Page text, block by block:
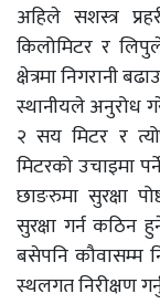
अहिले सशस्त्र
किलोमिटर र
क्षेत्रमा निगरानी
स्थानीयले अनुरोध
२ सय मिटर र
मिटरको उचाइमा
छाङरुमा सुरक्षा
सुरक्षा गर्न कठिन
बसेपनि कौवासम्म
स्थलगत निरीक्षण